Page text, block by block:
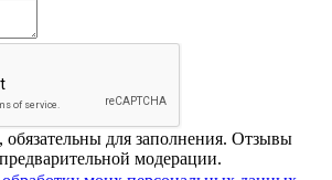
, обязательны для заполнения. Отзывы
модерации.